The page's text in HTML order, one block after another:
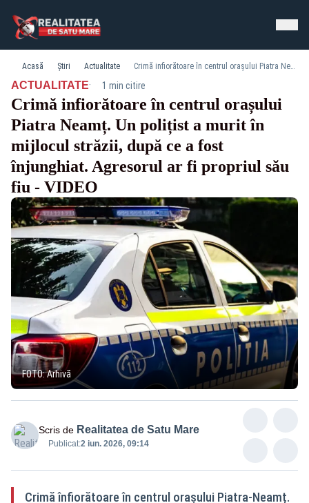
Acasă Știri Actualitate Crimă infiorătoare în centrul orașului Piatra Neamț. Un polițist a murit în mijlocul străzii, după ce a fost înjunghiat. Agresorul ar fi propriul său fiu - VIDEO
ACTUALITATE· 1 min citire
Crimă infiorătoare în centrul orașului
Piatra Neamț. Un polițist a murit în
mijlocul străzii, după ce a fost
înjunghiat. Agresorul ar fi propriul său
fiu - VIDEO
FOTO: Arhivă
Scris de Realitatea de Satu Mare
Publicat:2 iun. 2026, 09:14
Crimă înfiorătoare în centrul orașului Piatra-Neamț.